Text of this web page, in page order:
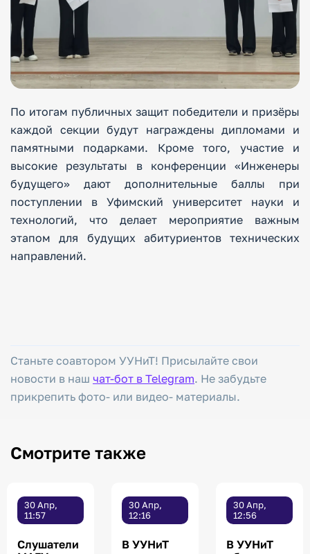
По итогам публичных защит победители и призёры
каждой секции будут награждены дипломами и
памятными подарками. Кроме того, участие и
высокие результаты в конференции «Инженеры
будущего» дают дополнительные баллы при
поступлении в Уфимский университет науки и
технологий, что делает мероприятие важным
этапом для будущих абитуриентов технических
направлений.
Станьте соавтором УУНиТ! Присылайте свои
новости в наш чат-бот в Telegram. Не забудьте
прикрепить фото- или видео- материалы.
Смотрите также
30 Апр,
11:57
Слушатели
30 Апр,
12:16
В УУНиТ
30 Апр,
12:56
В УУНиТ